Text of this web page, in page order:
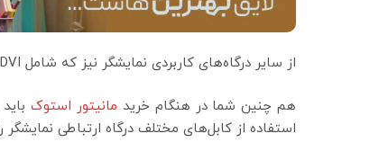
از سایر درگاه‌های کاربردی نمایشگر نیز که شامل Display Port، DVI و VGA هم برای نمایش تصویر استفاده می‌شود.
هم چنین شما در هنگام خرید مانیتور استوک
استفاده از کابل‌های مختلف درگاه ارتباطی